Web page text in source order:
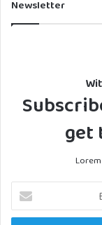
Newsletter
get
Enter
your
Email